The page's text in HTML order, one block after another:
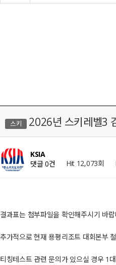
스키 2026년 스키레벨3
KSIA
댓글 0건
Hit 12,073회
결과표는 첨부파일을 확인해주시기 바랍
추가적으로 현재 용평리조트 대회본부
티칭테스트 관련 문의가 있으실 경우 1